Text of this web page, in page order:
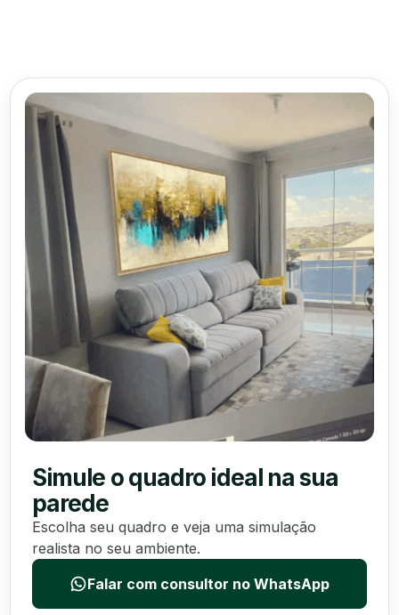
Simule o quadro ideal na sua
parede
Escolha seu quadro e veja uma simulação
realista no seu ambiente.
Falar com consultor no WhatsApp